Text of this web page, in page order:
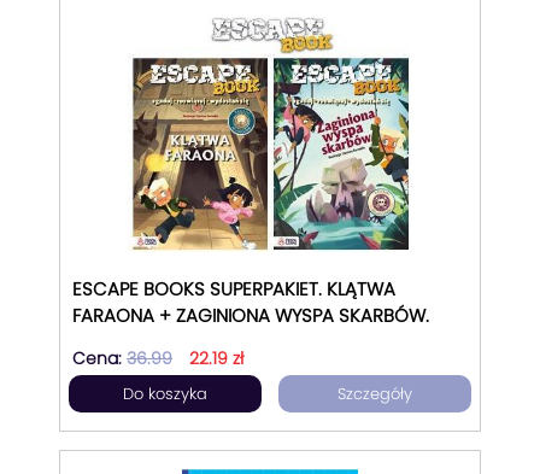
ESCAPE BOOKS SUPERPAKIET. KLĄTWA
FARAONA + ZAGINIONA WYSPA SKARBÓW.
Cena: 36.99 22.19 zł
Do koszyka Szczegóły